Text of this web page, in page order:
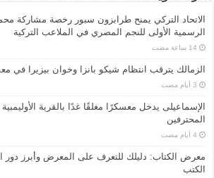
الاتحاد التركي يمنح طرابزون سبور رخصة مشاركة
الرسمية الأولى للنجم المصري في الملاعب التركية
الزمالك يترقب انتظام شيكو بانزا وخوان بيزيرا في
الإسماعیلی یدخل معسكرًا مغلقًا غدًا بالقرية
المحترفين
معرض الكتاب: دليلك للتعرف على المعرض وأبرز دور
الكتب